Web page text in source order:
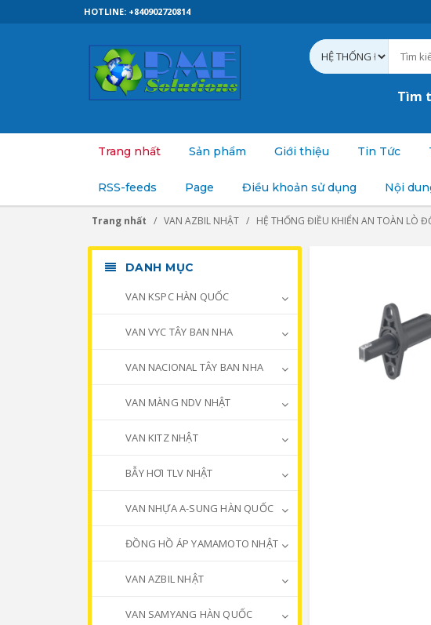
HOTLINE: +840902720814
Tìm
Trang nhất Sản phẩm Giới thiệu Tin Tức
RSS-feeds Page Điều khoản sử dụng Nội
Trang nhất VAN AZBIL NHẬT HỆ THỐNG ĐIỀU KHIỂN AN TOÀN LÒ
DANH MỤC
VAN KSPC HÀN QUỐC
VAN VYC TÂY BAN NHA
VAN NACIONAL TÂY BAN NHA
VAN MÀNG NDV NHẬT
VAN KITZ NHẬT
BẪY HƠI TLV NHẬT
VAN NHỰA A-SUNG HÀN QUỐC
ĐỒNG HỒ ÁP YAMAMOTO NHẬT
VAN AZBIL NHẬT
VAN SAMYANG HÀN QUỐC